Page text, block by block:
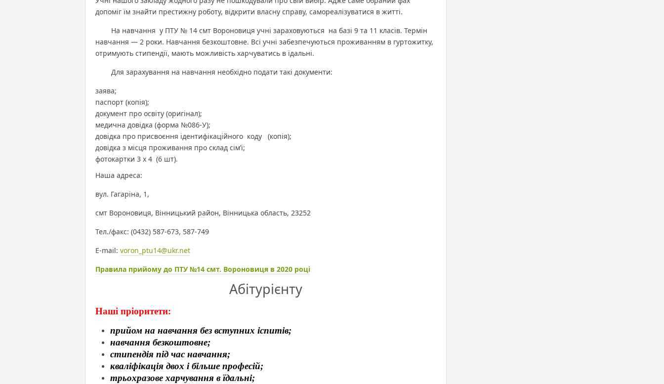
допоміг їм знайти престижну роботу, відкрити власну справу, самореалізуватися в житті.
На навчання у ПТУ № 14 смт Вороновиця учні зараховуються на базі 9 та 11 класів. Термін
навчання — 2 роки. Навчання безкоштовне. Всі учні забезпечуються проживанням в гуртожитку,
отримують стипендії, мають можливість харчуватись в їдальні.
Для зарахування на навчання необхідно подати такі документи:
заява;
паспорт (копія);
документ про освіту (оригінал);
медична довідка (форма №086-У);
довідка про присвоєння ідентифікаційного коду (копія);
довідка з місця проживання про склад сім’ї;
фотокартки 3 x 4 (6 шт).
Наша адреса:
вул. Гагаріна, 1,
смт Вороновиця, Вінницький район, Вінницька область, 23252
Тел./факс: (0432) 587-673, 587-749
E-mail: voron_ptu14@ukr.net
Правила прийому до ПТУ №14 смт. Вороновиця в 2020 році
Абітурієнту
Наші пріоритети:
прийом на навчання без вступних іспитів;
навчання безкоштовне;
стипендія під час навчання;
кваліфікація двох і більше професій;
трьохразове харчування в їдальні;